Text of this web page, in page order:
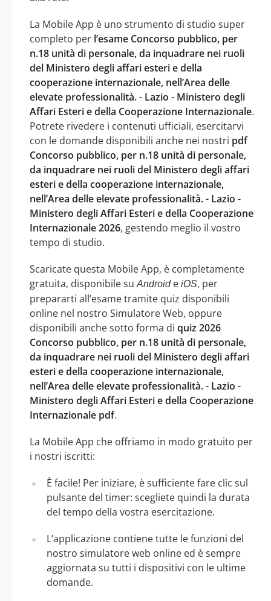
La Mobile App è uno strumento di studio super
completo per l’esame Concorso pubblico, per
n.18 unità di personale, da inquadrare nei ruoli
del Ministero degli affari esteri e della
cooperazione internazionale, nell’Area delle
elevate professionalità. - Lazio - Ministero degli
Affari Esteri e della Cooperazione Internazionale.
Potrete rivedere i contenuti ufficiali, esercitarvi
con le domande disponibili anche nei nostri pdf
Concorso pubblico, per n.18 unità di personale,
da inquadrare nei ruoli del Ministero degli affari
esteri e della cooperazione internazionale,
nell’Area delle elevate professionalità. - Lazio -
Ministero degli Affari Esteri e della Cooperazione
Internazionale 2026, gestendo meglio il vostro
tempo di studio.
Scaricate questa Mobile App, è completamente
gratuita, disponibile suAndroide iOS, per
prepararti all’esame tramite quiz disponibili
online nel nostro Simulatore Web, oppure
disponibili anche sotto forma di quiz 2026
Concorso pubblico, per n.18 unità di personale,
da inquadrare nei ruoli del Ministero degli affari
esteri e della cooperazione internazionale,
nell’Area delle elevate professionalità. - Lazio -
Ministero degli Affari Esteri e della Cooperazione
Internazionale pdf.
La Mobile App che offriamo in modo gratuito per
i nostri iscritti:
È facile! Per iniziare, è sufficiente fare clic sul
pulsante del timer: scegliete quindi la durata
del tempo della vostra esercitazione.
L’applicazione contiene tutte le funzioni del
nostro simulatore web online ed è sempre
aggiornata su tutti i dispositivi con le ultime
domande.